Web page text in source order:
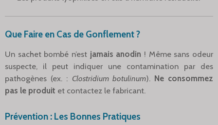
Que Faire en Cas de Gonflement ?
Un sachet bombé n’est jamais anodin ! Même sans odeur
suspecte, il peut indiquer une contamination par des
pathogènes (ex. : Clostridium botulinum). Ne consommez
pas le produit et contactez le fabricant.
Prévention : Les Bonnes Pratiques